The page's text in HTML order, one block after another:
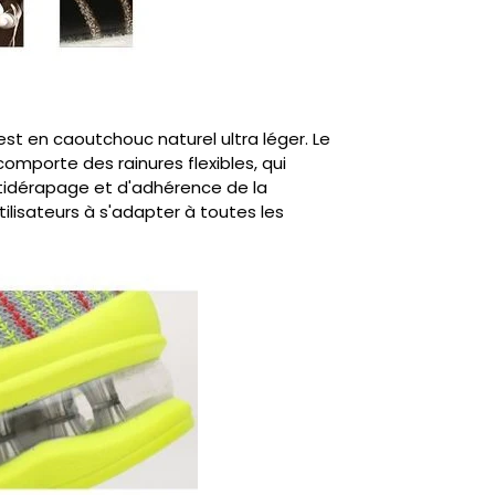
en caoutchouc naturel ultra léger. Le
des rainures flexibles, qui
et d'adhérence de la
à s'adapter à toutes les